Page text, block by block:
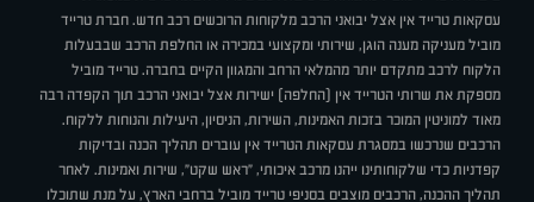
עסקאות טרייד אין אצל יבואני הרכב מלקוחות הרוכשים רכב חדש. חברת טרייד
מוביל מעניקה מענה הוגן, שירותי ומקצועי במכירה או החלפת הרכב שבבעלות
הלקוח לרכב מתקדם יותר מהמלאי הרחב והמגוון הקיים בחברה. טרייד מוביל
מספקת את שרותי הטרייד אין (החלפה) ישירות אצל יבואני הרכב תוך הקפדה רבה
מאוד למוניטין המוכר בזכות האמינות, השירות, הניסיון, היעילות והנוחות ללקוח.
הרכבים שנרכשו במסגרת עסקאות הטרייד אין עוברים תהליך הכנה ובדיקות
קפדניות כדי שלקוחותינו ייהנו מרכב איכותי, "ראש שקט", שירות ואמינות. לאחר
תהליך ההכנה, הרכבים מוצבים בסניפי טרייד מוביל ברחבי הארץ, על מנת שתוכלו